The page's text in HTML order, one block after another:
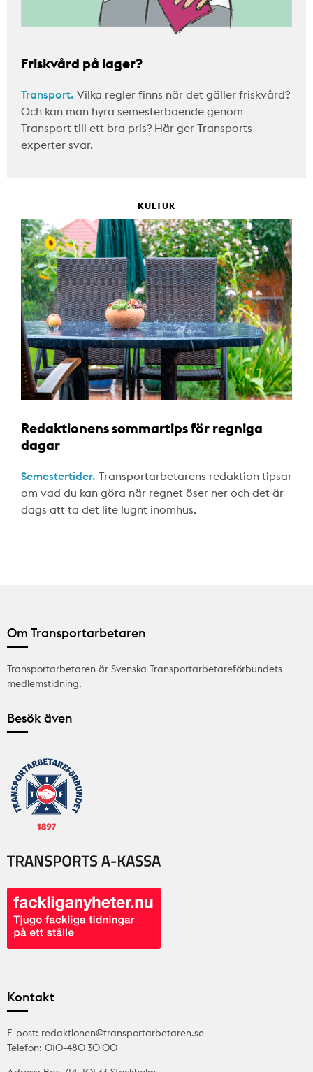
Friskvård på lager?
Transport. Vilka regler finns när det gäller friskvård?
Och kan man hyra semesterboende genom
Transport till ett bra pris? Här ger Transports
experter svar.
KULTUR
Redaktionens sommartips för regniga
dagar
Semestertider. Transportarbetarens redaktion tipsar
om vad du kan göra när regnet öser ner och det är
dags att ta det lite lugnt inomhus.
Om Transportarbetaren
Transportarbetaren är Svenska Transportarbetareförbundets
medlemstidning.
Besök även
Kontakt
E-post: redaktionen@transportarbetaren.se
Telefon: 010-480 30 00